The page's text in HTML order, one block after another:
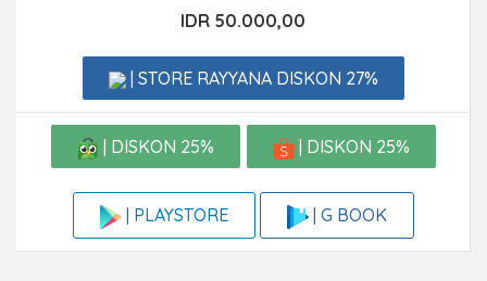
IDR 50.000,00
| STORE RAYYANA DISKON 27%
| DISKON 25% | DISKON 25%
| PLAYSTORE | G BOOK